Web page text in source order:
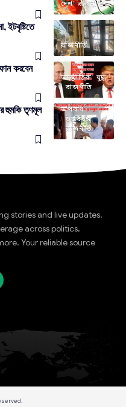
দেশ রাজনীতি
রাজনীতি
ইটবৃষ্টিতে
আন্তর্জাতিক যুদ্ধ
রাজনীতি
করবেন
অপরাধ
উত্তরবঙ্গ
রাজনীতি
হুমকি তৃণমূল
stories and live updates.
across politics,
Your reliable source